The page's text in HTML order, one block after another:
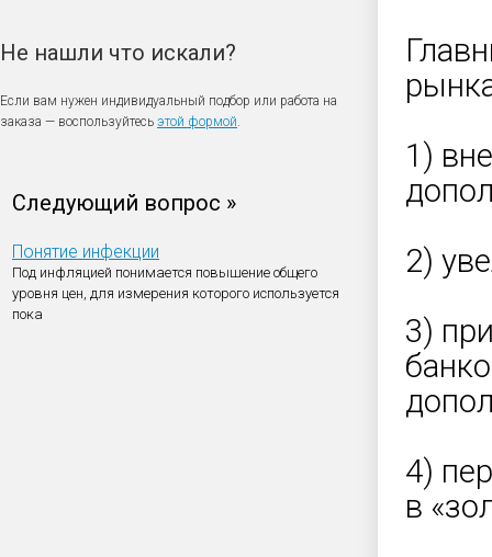
Не нашли что искали?
Если вам нужен индивидуальный подбор или работа на
заказа — воспользуйтесь этой формой.
Следующий вопрос »
Понятие инфекции
Под инфляцией понимается повышение общего
уровня цен, для измерения которого используется
пока
1)
2)
3)
4)
в